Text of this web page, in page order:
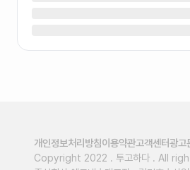
개인정보처리방침이용약관고객센터광고
Copyright 2022 . 투고하다 . All